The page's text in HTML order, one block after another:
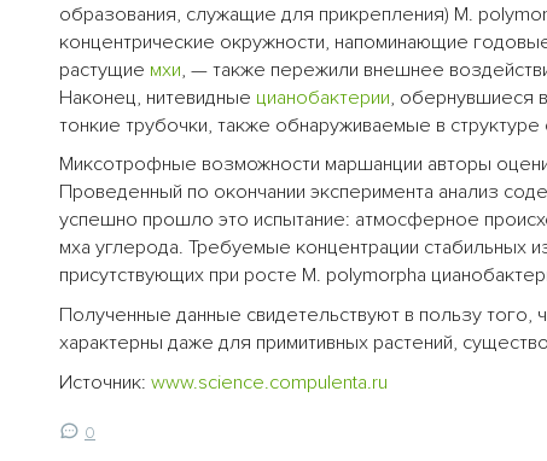
образования, служащие для прикрепления) M.
концентрические окружности, напоминающие
растущие мхи, — также пережили внешнее
Наконец, нитевидные цианобактерии, обернувшиеся
тонкие трубочки, также обнаруживаемые в структуре
Миксотрофные возможности маршанции авторы
Проведенный по окончании эксперимента анализ
успешно прошло это испытание: атмосферное
мха углерода. Требуемые концентрации стабильных
присутствующих при росте M. polymorpha
Полученные данные свидетельствуют в пользу
характерны даже для примитивных растений,
Источник: www.science.compulenta.ru
0